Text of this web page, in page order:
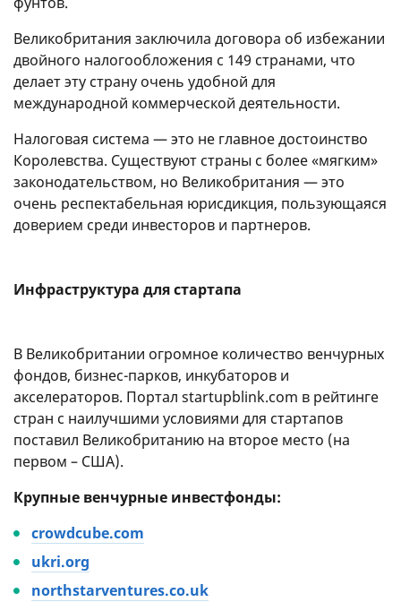
Великобритания заключила договора об избежании
двойного налогообложения с 149 странами, что
делает эту страну очень удобной для
международной коммерческой деятельности.
Налоговая система — это не главное достоинство
Королевства. Существуют страны с более «мягким»
законодательством, но Великобритания — это
очень респектабельная юрисдикция, пользующаяся
доверием среди инвесторов и партнеров.
Инфраструктура для стартапа
В Великобритании огромное количество венчурных
фондов, бизнес-парков, инкубаторов и
акселераторов. Портал startupblink.com в рейтинге
стран с наилучшими условиями для стартапов
поставил Великобританию на второе место (на
первом – США).
Крупные венчурные инвестфонды:
crowdcube.com
ukri.org
northstarventures.co.uk